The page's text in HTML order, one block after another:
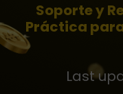
Soporte y
Práctica
Last